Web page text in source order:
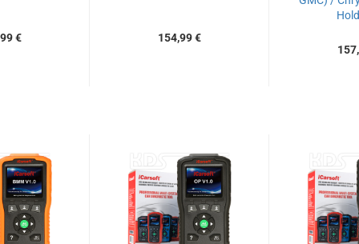
€ 154,99 €